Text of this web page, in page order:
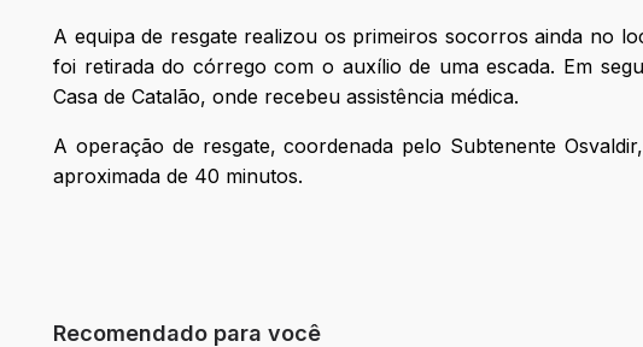
A equipa de resgate realizou os primeiros socorros ainda no
foi retirada do córrego com o auxílio de uma escada. Em
Casa de Catalão, onde recebeu assistência médica.
A operação de resgate, coordenada pelo Subtenente
aproximada de 40 minutos.
Recomendado para você